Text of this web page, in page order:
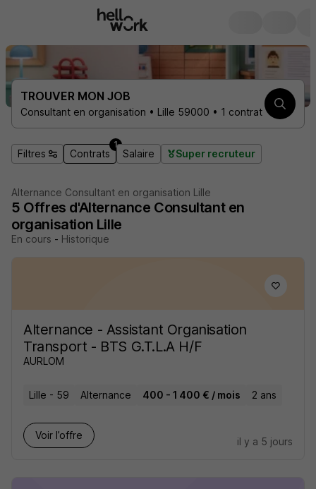
TROUVER MON JOB
Consultant en organisation • Lille 59000 • 1 contrat
Filtres Contrats
1
Salaire Super recruteur
Alternance Consultant en organisation Lille
5 Offres d'Alternance Consultant en
organisation Lille
En cours - Historique
Alternance - Assistant Organisation
Transport - BTS G.T.L.A H/F
AURLOM
Lille - 59 Alternance 400 - 1 400 € / mois 2 ans
Voir l’offre
il y a 5 jours